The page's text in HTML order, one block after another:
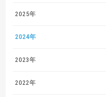
2025年
2024年
2023年
2022年